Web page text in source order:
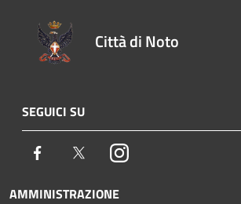
Città di Noto
SEGUICI SU
Facebook TwitterInstagram
AMMINISTRAZIONE